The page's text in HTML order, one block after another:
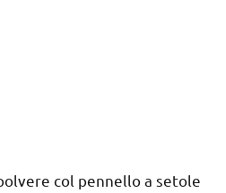
col pennello a setole